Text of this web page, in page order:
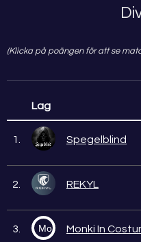
(Klicka på poängen för att se
Lag
1. Spegelblind
2. REKYL
3. Mo Monki In